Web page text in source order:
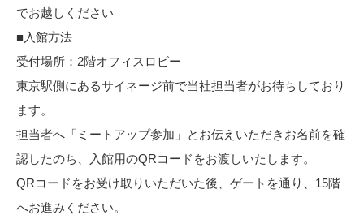
でお越しください
■入館方法
受付場所：2階オフィスロビー
東京駅側にあるサイネージ前で当社担当者がお待ちしており
ます。
担当者へ「ミートアップ参加」とお伝えいただきお名前を確
認したのち、入館用のQRコードをお渡しいたします。
QRコードをお受け取りいただいた後、ゲートを通り、15階
へお進みください。